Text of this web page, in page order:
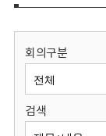
회의구분
검색